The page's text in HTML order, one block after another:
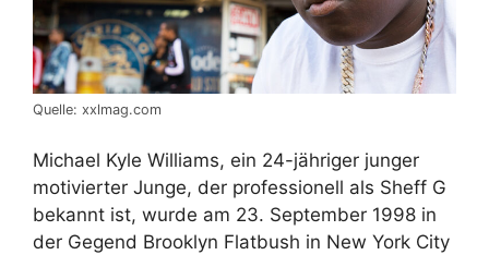
Quelle: xxlmag.com
Michael Kyle Williams, ein 24-jähriger junger
motivierter Junge, der professionell als Sheff G
bekannt ist, wurde am 23. September 1998 in
der Gegend Brooklyn Flatbush in New York City